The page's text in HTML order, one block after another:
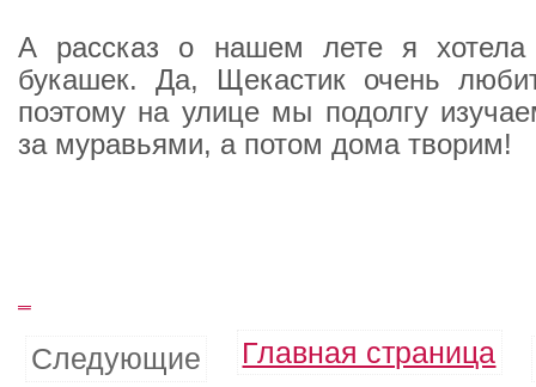
А рассказ о нашем лете я
букашек. Да, Щекастик очень
поэтому на улице мы подолгу
за муравьями, а потом дома творим!
Следующие Главная страница